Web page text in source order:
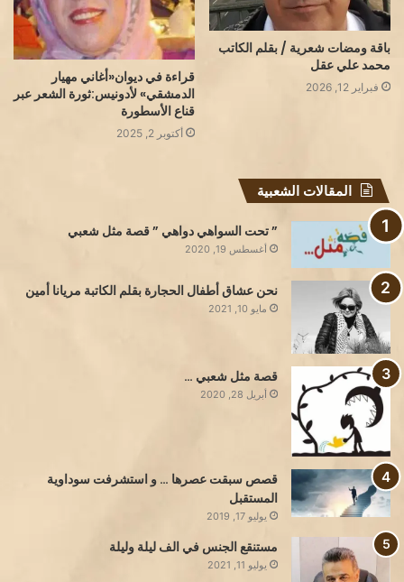
باقة ومضات شعرية / بقلم الكاتب
محمد علي عقل
فبراير 12, 2026
قراءة في ديوان«أغاني مهيار
الدمشقي» لأدونيس:ثورة الشعر عبر
قناع الأسطورة
أكتوبر 2, 2025
المقالات الشعبية
” تحت السواهي دواهي ” قصة مثل شعبي
أغسطس 19, 2020
نحن عشاق أطفال الحجارة بقلم الكاتبة مريانا أمين
مايو 10, 2021
قصة مثل شعبي …
أبريل 28, 2020
قصص سبقت عصرها … و استشرفت سوداوية
المستقبل
يوليو 17, 2019
مستنقع الجنس في الف ليلة وليلة
يوليو 11, 2021